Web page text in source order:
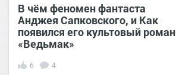
В чём феномен фантаста
Анджея Сапковского, и Как
появился его культовый роман
«Ведьмак»
6 4